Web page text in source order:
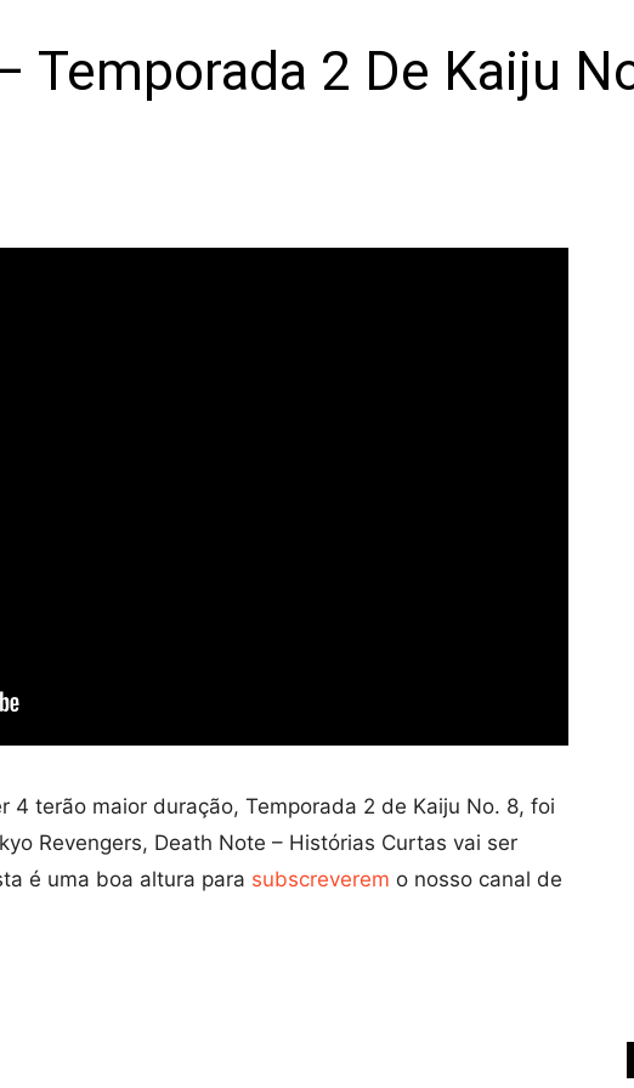
Temporada 2 De Kaiju
4 terão maior duração, Temporada 2 de Kaiju No. 8, foi
Revengers, Death Note – Histórias Curtas vai ser
é uma boa altura para subscreverem o nosso canal de